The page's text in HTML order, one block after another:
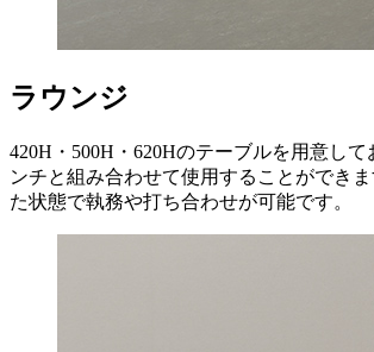
ラウンジ
420H・500H・620Hのテーブルを用意し
ンチと組み合わせて使用することができ
た状態で執務や打ち合わせが可能です。